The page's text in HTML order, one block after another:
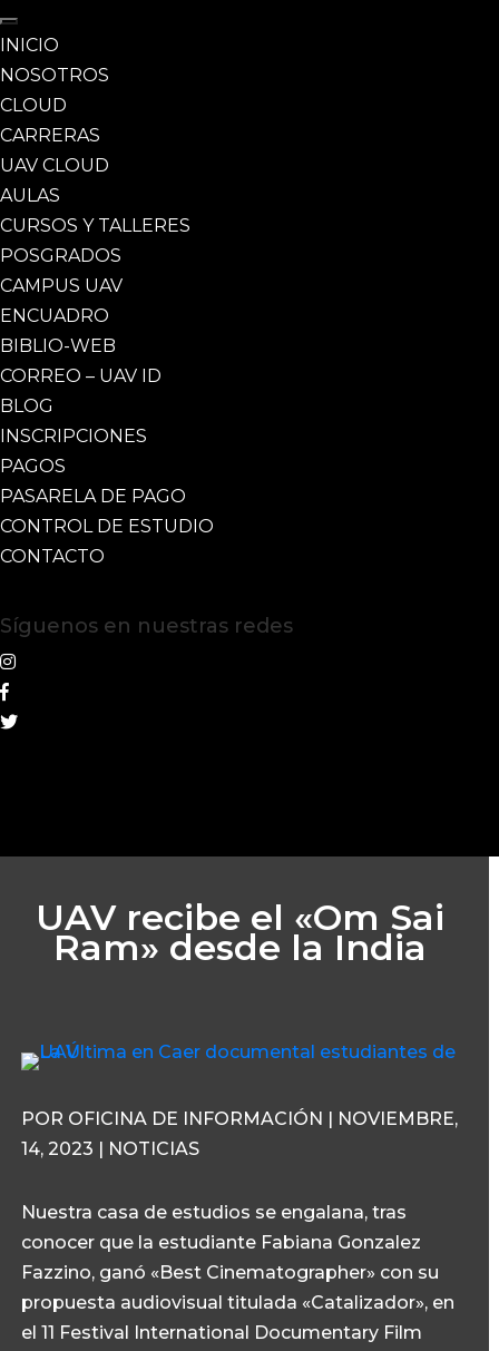
INICIO
NOSOTROS
CLOUD
CARRERAS
UAV CLOUD
AULAS
CURSOS Y TALLERES
POSGRADOS
CAMPUS UAV
ENCUADRO
BIBLIO-WEB
CORREO – UAV ID
BLOG
INSCRIPCIONES
PAGOS
PASARELA DE PAGO
CONTROL DE ESTUDIO
CONTACTO
Síguenos en nuestras redes
UAV recibe el «Om Sai
Ram» desde la India
POR OFICINA DE INFORMACIÓN | NOVIEMBRE,
14, 2023 | NOTICIAS
Nuestra casa de estudios se engalana, tras
conocer que la estudiante Fabiana Gonzalez
Fazzino, ganó «Best Cinematographer» con su
propuesta audiovisual titulada «Catalizador», en
el 11 Festival International Documentary Film